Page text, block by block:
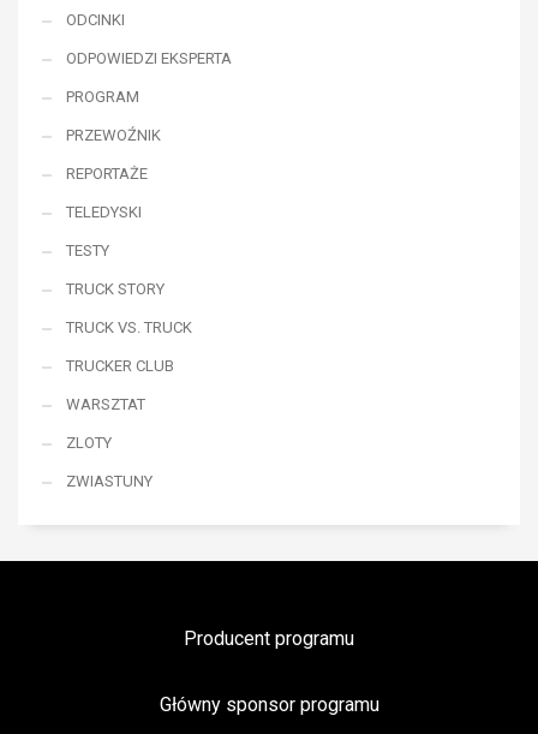
ODCINKI
ODPOWIEDZI EKSPERTA
PROGRAM
PRZEWOŹNIK
REPORTAŻE
TELEDYSKI
TESTY
TRUCK STORY
TRUCK VS. TRUCK
TRUCKER CLUB
WARSZTAT
ZLOTY
ZWIASTUNY
Producent programu
Główny sponsor programu